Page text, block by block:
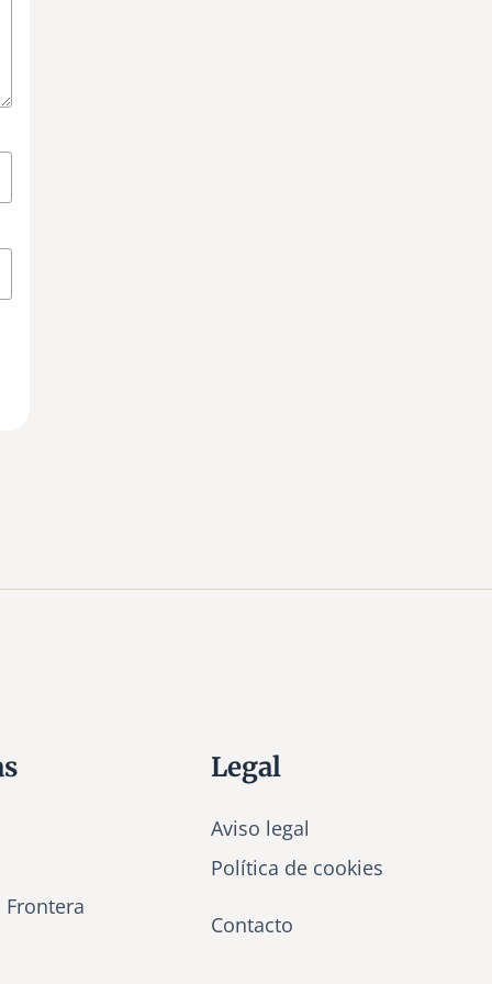
Frontera
Legal
Aviso legal
Política de cookies
Contacto